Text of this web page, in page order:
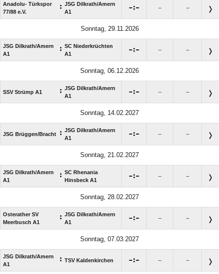
Anadolu- Türkspor
77/​88 e.V.
: JSG Dilkrath/​Amern
A1
: – –
Sonntag, 29.11.2026
JSG Dilkrath/​Amern
A1
: SC Niederkrüchten
A1
: – –
Sonntag, 06.12.2026
SSV Strümp A1 : JSG Dilkrath/​Amern
A1
: – –
Sonntag, 14.02.2027
JSG Brüggen/​Bracht : JSG Dilkrath/​Amern
A1
: – –
Sonntag, 21.02.2027
JSG Dilkrath/​Amern
A1
: SC Rhenania
Hinsbeck A1
: – –
Sonntag, 28.02.2027
Osterather SV
Meerbusch A1
: JSG Dilkrath/​Amern
A1
: – –
Sonntag, 07.03.2027
JSG Dilkrath/​Amern
A1
: TSV Kaldenkirchen : – –